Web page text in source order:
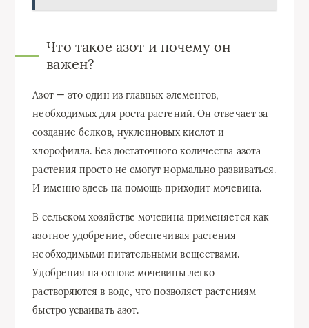
Что такое азот и почему он
важен?
Азот — это один из главных элементов,
необходимых для роста растений. Он отвечает за
создание белков, нуклеиновых кислот и
хлорофилла. Без достаточного количества азота
растения просто не смогут нормально развиваться.
И именно здесь на помощь приходит мочевина.
В сельском хозяйстве мочевина применяется как
азотное удобрение, обеспечивая растения
необходимыми питательными веществами.
Удобрения на основе мочевины легко
растворяются в воде, что позволяет растениям
быстро усваивать азот.